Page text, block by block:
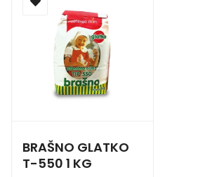
BRAŠNO GLATKO
T-550 1 KG